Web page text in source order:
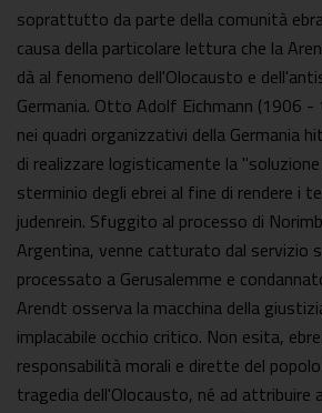
soprattutto da parte della comunità
causa della particolare lettura che la
dà al fenomeno dell'Olocausto e
Germania. Otto Adolf Eichmann (1906 -
nei quadri organizzativi della Germania
di realizzare logisticamente la
sterminio degli ebrei al fine di rendere i
judenrein. Sfuggito al processo di
Argentina, venne catturato dal servizio
processato a Gerusalemme e
Arendt osserva la macchina della
implacabile occhio critico. Non esita,
responsabilità morali e dirette del
tragedia dell'Olocausto, né ad